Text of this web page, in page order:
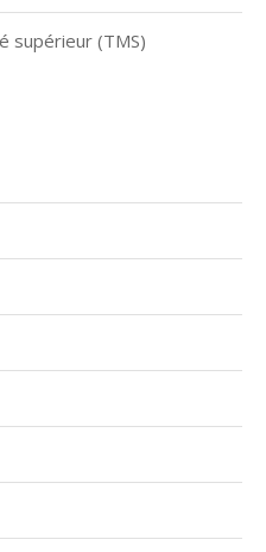
supérieur (TMS)